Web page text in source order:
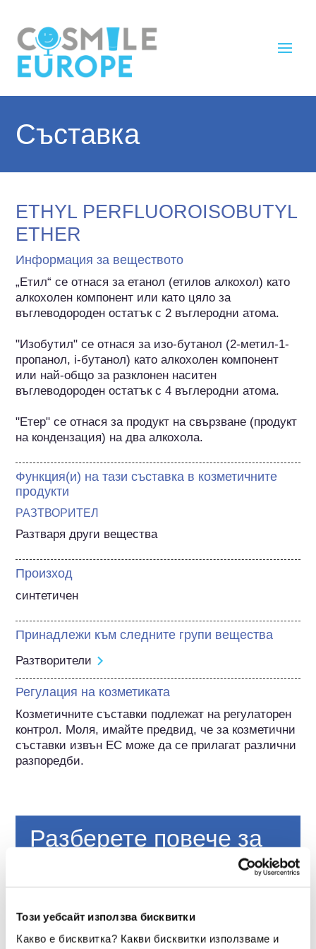
Този уебсайт използва бисквитки
Какво е бисквитка? Какви бисквитки използваме и
Съставка
ETHYL PERFLUOROISOBUTYL
ETHER
Информация за веществото
„Етил“ се отнася за етанол (етилов алкохол) като
алкохолен компонент или като цяло за
въглеводороден остатък с 2 въглеродни атома.
"Изобутил" се отнася за изо-бутанол (2-метил-1-
пропанол, i-бутанол) като алкохолен компонент
или най-общо за разклонен наситен
въглеводороден остатък с 4 въглеродни атома.
"Етер" се отнася за продукт на свързване (продукт
на кондензация) на два алкохола.
Функция(и) на тази съставка в козметичните
продукти
РАЗТВОРИТЕЛ
Разтваря други вещества
Произход
синтетичен
Принадлежи към следните групи вещества
Разтворители
Регулация на козметиката
Козметичните съставки подлежат на регулаторен
контрол. Моля, имайте предвид, че за козметични
съставки извън ЕС може да се прилагат различни
разпоредби.
Разберете повече за
козметиката в Европа?
Строгите закони гарантират, че козметиката